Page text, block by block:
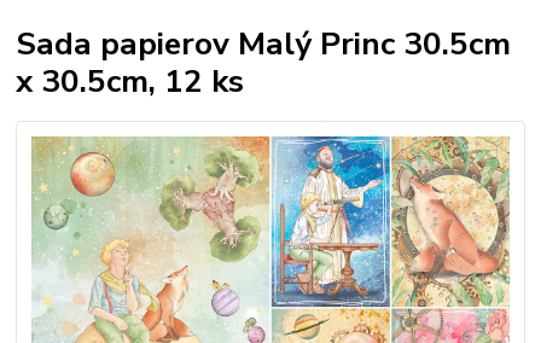
Sada papierov Malý Princ 30.5cm
x 30.5cm, 12 ks